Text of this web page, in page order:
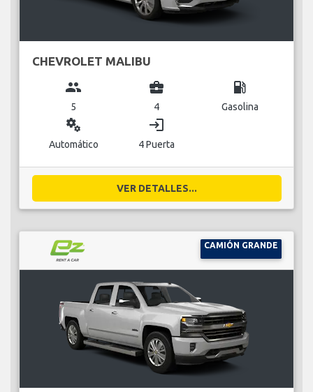
CHEVROLET MALIBU
group
5
business_center
4
local_gas_station
Gasolina
miscellaneous_services
Automático
login
4 Puerta
VER DETALLES...
CAMIÓN GRANDE